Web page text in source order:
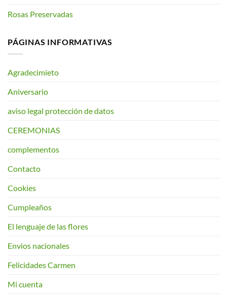
Rosas Preservadas
PÁGINAS INFORMATIVAS
Agradecimieto
Aniversario
aviso legal protección de datos
CEREMONIAS
complementos
Contacto
Cookies
Cumpleaños
El lenguaje de las flores
Envios nacionales
Felicidades Carmen
Mi cuenta